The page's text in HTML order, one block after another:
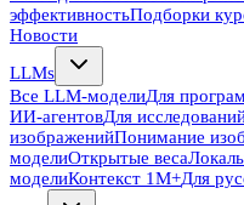
эффективностьПодборки
Новости
LLMs
Все LLM-моделиДля
ИИ-агентовДля
изображенийПонимание
моделиОткрытые веса
моделиКонтекст 1M+Для